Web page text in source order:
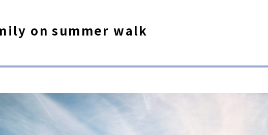
on summer walk